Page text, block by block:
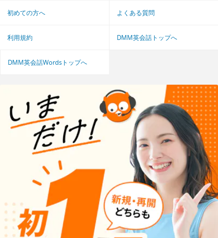
初めての方へ よくある質問
利用規約 DMM英会話トップへ
DMM英会話Wordsトップへ